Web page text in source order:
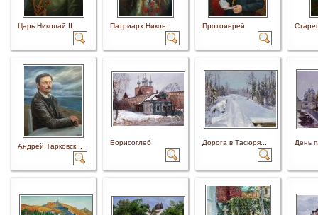
Царь Николай II... Патриарх Никон.... Протоиерей
Андрей Тарковск... Борисоглеб Дорога в Тасюря... День